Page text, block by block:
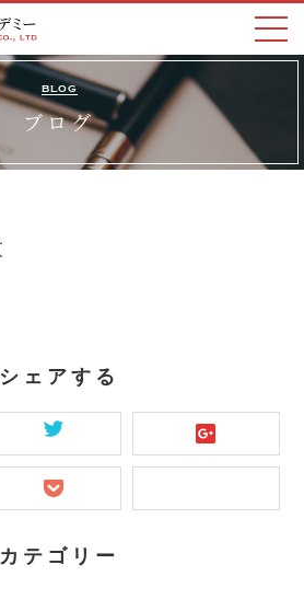
BLOG
ブログ
シェアする
カテゴリー